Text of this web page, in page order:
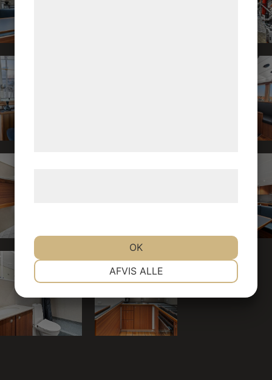
MARKETING STATISTIK
AFVIS ALLE
OK